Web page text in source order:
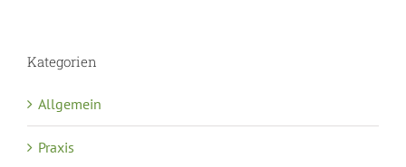
Kategorien
Allgemein
Praxis